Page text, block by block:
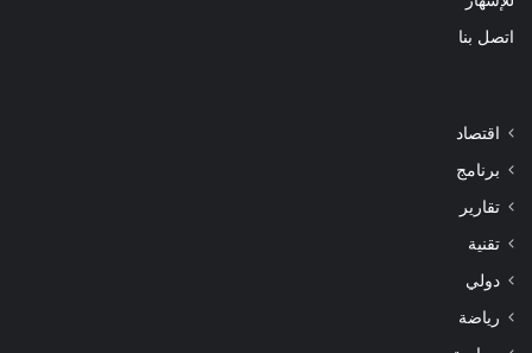
اتصل بنا
اقتصاد
برنامج
تقارير
تقنية
دولي
رياضة